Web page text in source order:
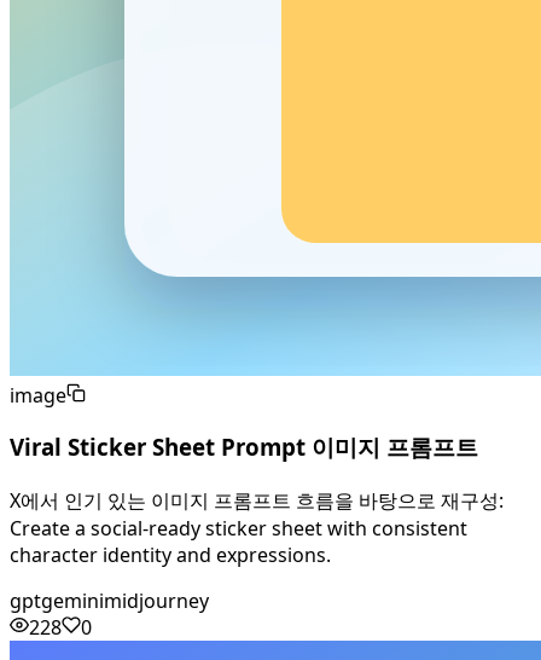
image
Viral Sticker Sheet Prompt 이미지 프롬프트
X에서 인기 있는 이미지 프롬프트 흐름을 바탕으로 재구성:
Create a social-ready sticker sheet with consistent
character identity and expressions.
gptgeminimidjourney
228
0